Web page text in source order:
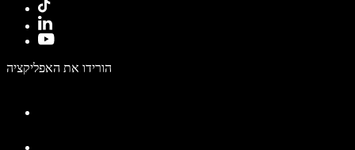
הורידו את האפליקציה